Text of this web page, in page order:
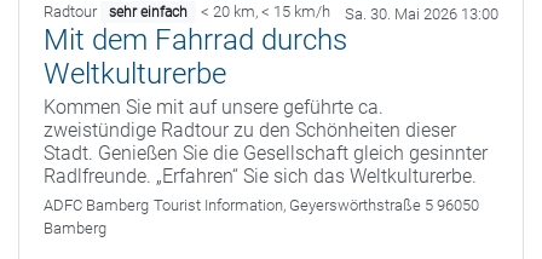
Radtour sehr einfach < 20 km, < 15 km/h Sa. 30. Mai 2026 13:00
Mit dem Fahrrad durchs
Weltkulturerbe
Kommen Sie mit auf unsere geführte ca.
zweistündige Radtour zu den Schönheiten dieser
Stadt. Genießen Sie die Gesellschaft gleich gesinnter
Radlfreunde. „Erfahren“ Sie sich das Weltkulturerbe.
ADFC Bamberg Tourist Information, Geyerswörthstraße 5 96050
Bamberg